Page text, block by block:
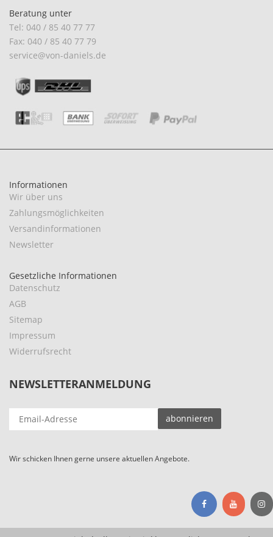
Beratung unter
Tel: 040 / 85 40 77 77
Fax: 040 / 85 40 77 79
service@von-daniels.de
Informationen
Wir über uns
Zahlungsmöglichkeiten
Versandinformationen
Newsletter
Gesetzliche Informationen
Datenschutz
AGB
Sitemap
Impressum
Widerrufsrecht
NEWSLETTERANMELDUNG
EMAIL-
ADRESSE
abonnieren
Wir schicken Ihnen gerne unsere aktuellen Angebote.